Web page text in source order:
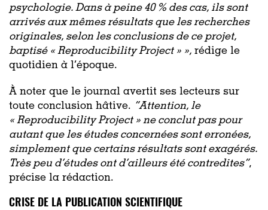
psychologie. Dans à peine 40 % des cas, ils sont
arrivés aux mêmes résultats que les recherches
originales, selon les conclusions de ce projet,
baptisé « Reproducibility Project » », rédige le
quotidien à l’époque.
À noter que le journal avertit ses lecteurs sur
toute conclusion hâtive. “Attention, le
« Reproducibility Project » ne conclut pas pour
autant que les études concernées sont erronées,
simplement que certains résultats sont exagérés.
Très peu d’études ont d’ailleurs été contredites”,
précise la rédaction.
CRISE DE LA PUBLICATION SCIENTIFIQUE